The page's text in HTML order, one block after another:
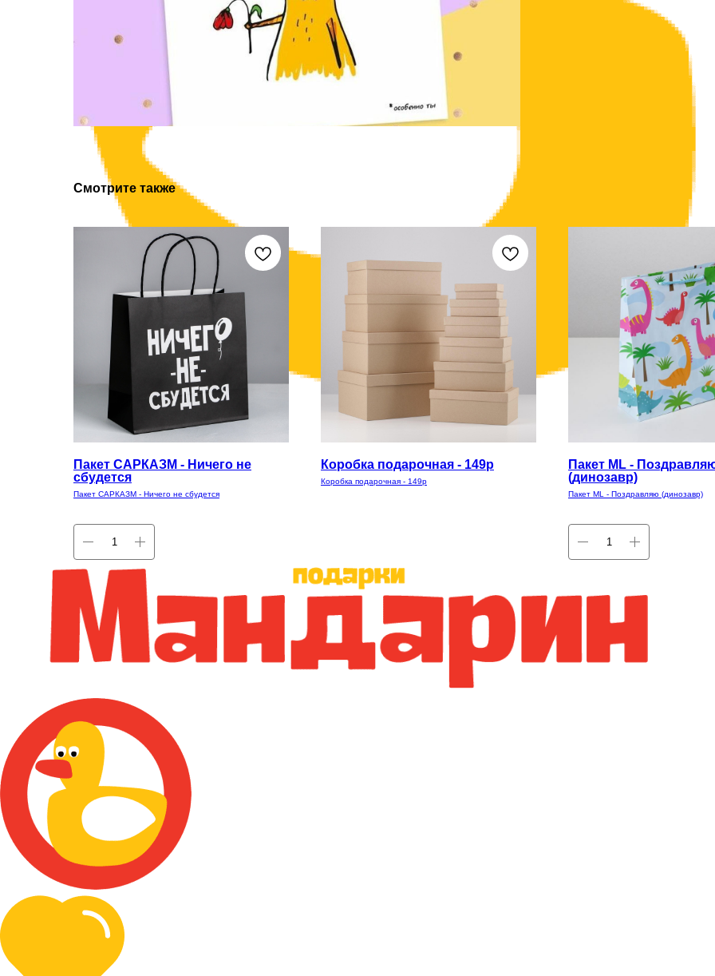
Смотрите также
Пакет САРКАЗМ - Ничего не
сбудется
Пакет САРКАЗМ - Ничего не сбудется
Коробка подарочная - 149р
Коробка подарочная - 149р
Пакет ML -
(динозавр)
Пакет ML - Поздравляю (динозавр)